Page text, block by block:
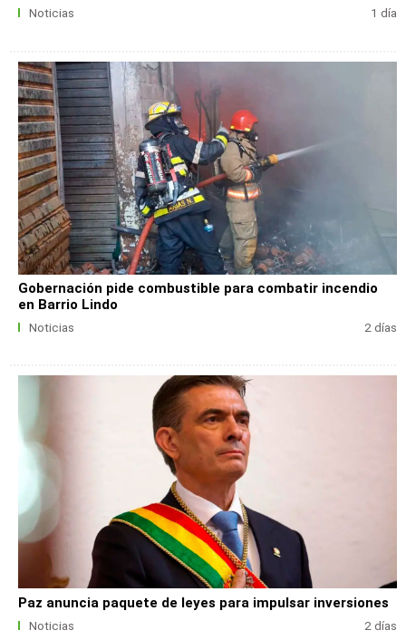
Noticias 1 día
Gobernación pide combustible para combatir incendio
en Barrio Lindo
Noticias 2 días
Paz anuncia paquete de leyes para impulsar inversiones
Noticias 2 días